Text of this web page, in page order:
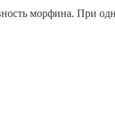
морфина. При